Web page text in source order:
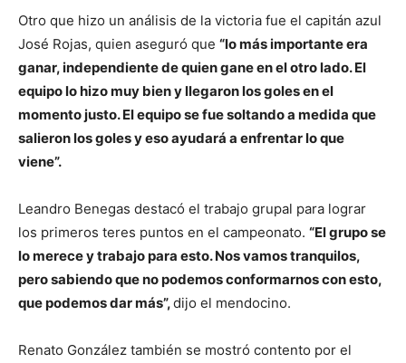
Otro que hizo un análisis de la victoria fue el capitán azul
José Rojas, quien aseguró que “lo más importante era
ganar, independiente de quien gane en el otro lado. El
equipo lo hizo muy bien y llegaron los goles en el
momento justo. El equipo se fue soltando a medida que
salieron los goles y eso ayudará a enfrentar lo que
viene”.
Leandro Benegas destacó el trabajo grupal para lograr
los primeros teres puntos en el campeonato. “El grupo se
lo merece y trabajopara esto. Nos vamos tranquilos,
pero sabiendo que no podemos conformarnos con esto,
que podemos dar más”,dijo el mendocino.
Renato González también se mostró contento por el